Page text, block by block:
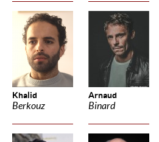
Khalid
Berkouz
Arnaud
Binard